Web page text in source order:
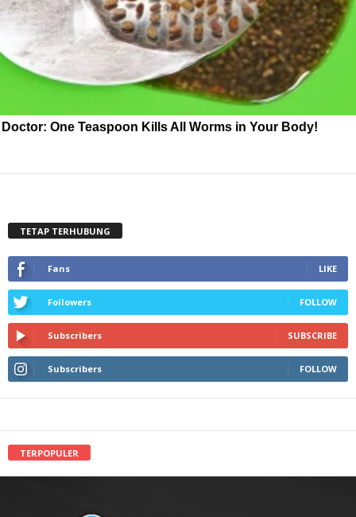
Doctor: One Teaspoon Kills All Worms in Your Body!
TETAP TERHUBUNG
Fans LIKE
Followers FOLLOW
Subscribers SUBSCRIBE
Subscribers FOLLOW